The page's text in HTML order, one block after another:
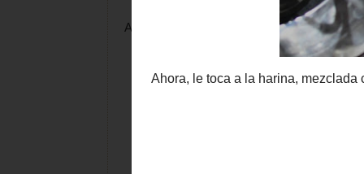
Ahora, le toca a la harina, mezclada con la